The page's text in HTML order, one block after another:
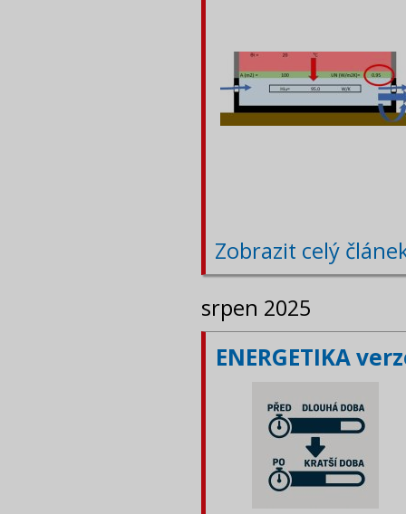
Zobrazit celý
srpen 2025
ENERGETIKA